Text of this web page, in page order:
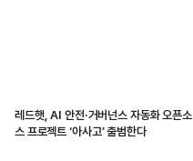
레드햇, AI 안전·거버넌스 자동화 오픈소
스 프로젝트 ‘아사고’ 출범한다